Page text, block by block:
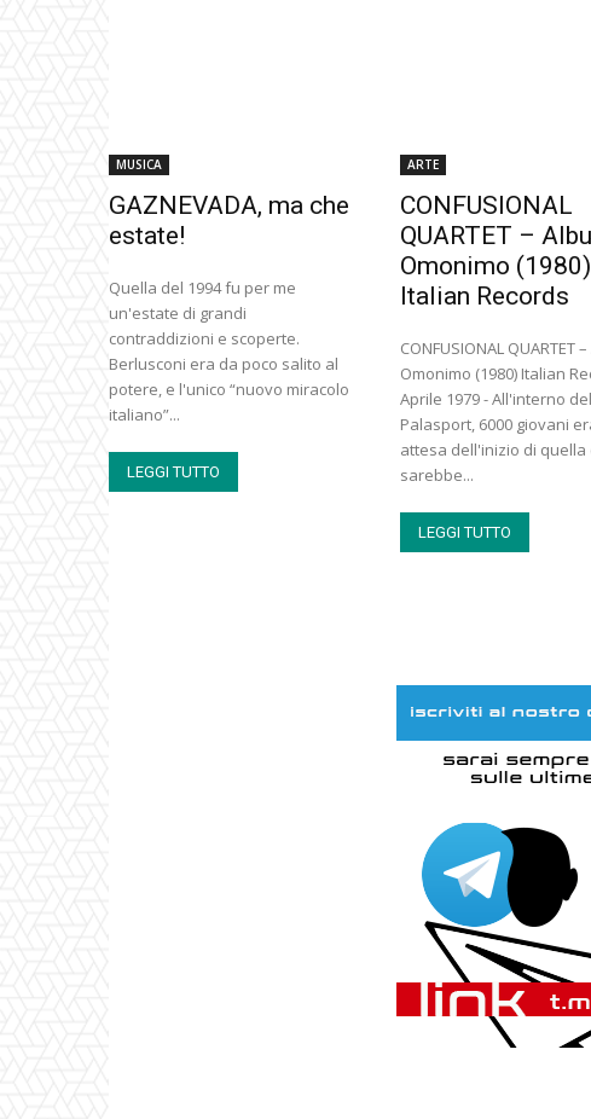
MUSICA
GAZNEVADA, ma che
estate!
Quella del 1994 fu per me
un'estate di grandi
contraddizioni e scoperte.
Berlusconi era da poco salito al
potere, e l'unico “nuovo miracolo
italiano”...
LEGGI TUTTO
ARTE
CONFUSIONAL
QUARTET –
Omonimo (1980)
Italian Records
CONFUSIONAL QUARTET
Omonimo (1980) Italian
Aprile 1979 - All'interno del
Palasport, 6000 giovani
attesa dell'inizio di quella
sarebbe...
LEGGI TUTTO